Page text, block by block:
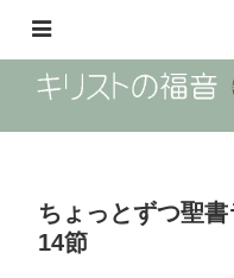
The Gosple of
ちょっとずつ聖
14節